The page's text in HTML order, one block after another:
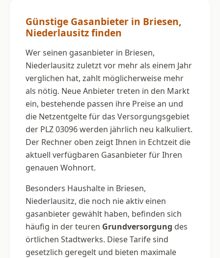
Günstige Gasanbieter in Briesen,
Niederlausitz finden
Wer seinen gasanbieter in Briesen,
Niederlausitz zuletzt vor mehr als einem Jahr
verglichen hat, zahlt möglicherweise mehr
als nötig. Neue Anbieter treten in den Markt
ein, bestehende passen ihre Preise an und
die Netzentgelte für das Versorgungsgebiet
der PLZ 03096 werden jährlich neu kalkuliert.
Der Rechner oben zeigt Ihnen in Echtzeit die
aktuell verfügbaren Gasanbieter für Ihren
genauen Wohnort.
Besonders Haushalte in Briesen,
Niederlausitz, die noch nie aktiv einen
gasanbieter gewählt haben, befinden sich
häufig in der teuren Grundversorgung des
örtlichen Stadtwerks. Diese Tarife sind
gesetzlich geregelt und bieten maximale